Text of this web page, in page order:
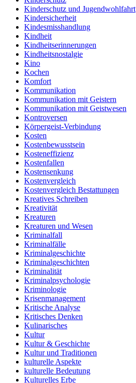
Kinderschutz und Jugendwohlfahrt
Kindersicherheit
Kindesmisshandlung
Kindheit
Kindheitserinnerungen
Kindheitsnostalgie
Kino
Kochen
Komfort
Kommunikation
Kommunikation mit Geistern
Kommunikation mit Geistwesen
Kontroversen
Körpergeist-Verbindung
Kosten
Kostenbewusstsein
Kosteneffizienz
Kostenfallen
Kostensenkung
Kostenvergleich
Kostenvergleich Bestattungen
Kreatives Schreiben
Kreativität
Kreaturen
Kreaturen und Wesen
Kriminalfall
Kriminalfälle
Kriminalgeschichte
Kriminalgeschichten
Kriminalität
Kriminalpsychologie
Kriminologie
Krisenmanagement
Kritische Analyse
Kritisches Denken
Kulinarisches
Kultur
Kultur & Geschichte
Kultur und Traditionen
kulturelle Aspekte
kulturelle Bedeutung
Kulturelles Erbe